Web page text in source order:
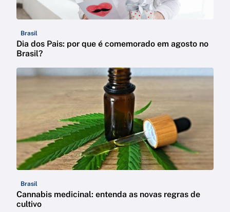
Brasil
Dia dos Pais: por que é comemorado em agosto no
Brasil?
Brasil
Cannabis medicinal: entenda as novas regras de
cultivo